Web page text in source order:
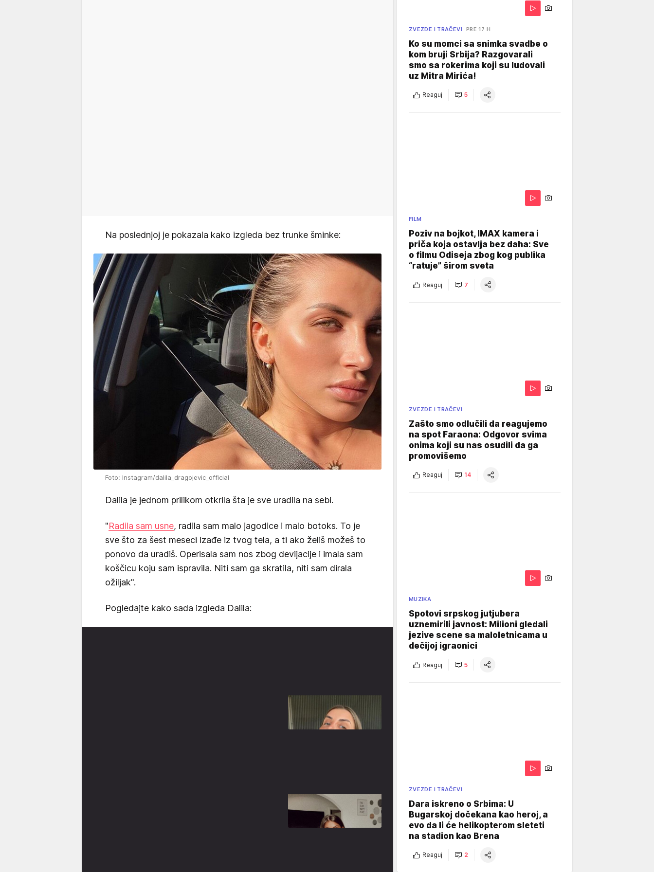
Na poslednjoj je pokazala kako izgleda bez trunke šminke:
Foto: Instagram/dalila_dragojevic_official
Dalila je jednom prilikom otkrila šta je sve uradila na sebi.
"Radila sam usne, radila sam malo jagodice i malo botoks. To je
sve što za šest meseci izađe iz tvog tela, a ti ako želiš možeš to
ponovo da uradiš. Operisala sam nos zbog devijacije i imala sam
koščicu koju sam ispravila. Niti sam ga skratila, niti sam dirala
ožiljak".
Pogledajte kako sada izgleda Dalila:
ZVEZDE I TRAČEVI PRE 17 H
Ko su momci sa snimka svadbe o
kom bruji Srbija? Razgovarali
smo sa rokerima koji su ludovali
uz Mitra Mirića!
Reaguj 5
FILM
Poziv na bojkot, IMAX kamera i
priča koja ostavlja bez daha: Sve
o filmu Odiseja zbog kog publika
“ratuje” širom sveta
Reaguj 7
ZVEZDE I TRAČEVI
Zašto smo odlučili da reagujemo
na spot Faraona: Odgovor svima
onima koji su nas osudili da ga
promovišemo
Reaguj 14
MUZIKA
Spotovi srpskog jutjubera
uznemirili javnost: Milioni gledali
jezive scene sa maloletnicama u
dečijoj igraonici
Reaguj 5
ZVEZDE I TRAČEVI
Dara iskreno o Srbima: U
Bugarskoj dočekana kao heroj, a
evo da li će helikopterom sleteti
na stadion kao Brena
Reaguj 2